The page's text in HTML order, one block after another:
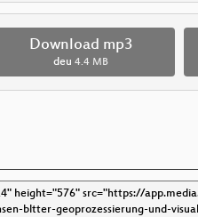
Download mp3
deu 4.4 MB